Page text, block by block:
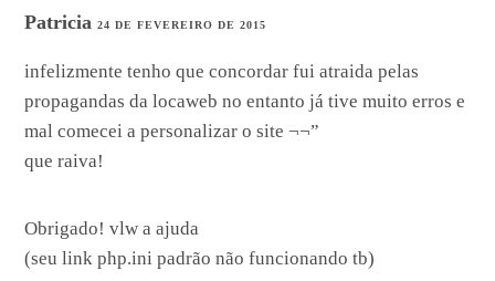
Patricia24 DE FEVEREIRO DE 2015
infelizmente tenho que concordar fui atraida pelas
propagandas da locaweb no entanto já tive muito erros e
mal comecei a personalizar o site ¬¬”
que raiva!
Obrigado! vlw a ajuda
(seu link php.ini padrão não funcionando tb)